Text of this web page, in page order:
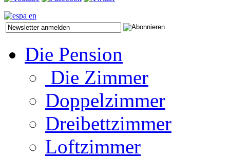
Die Pension
Die Zimmer
Doppelzimmer
Dreibettzimmer
Loftzimmer